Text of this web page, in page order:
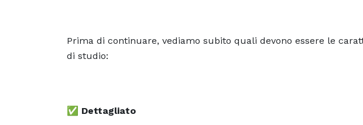
Prima di continuare, vediamo subito quali devono essere le
di studio:
✅ Dettagliato